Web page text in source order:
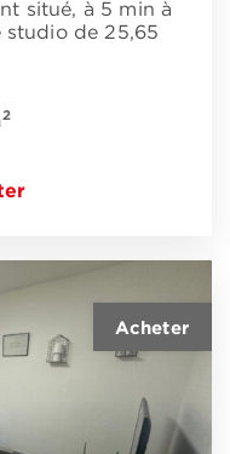
situé, à 5 min à
studio de 25,65
2